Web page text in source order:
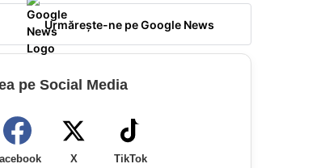
Urmărește-ne pe Google News
pe Social Media
X TikTok